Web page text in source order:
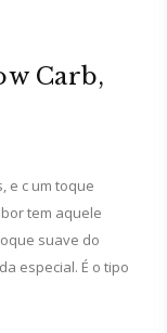
Carb,
e c um toque
tem aquele
suave do
especial. É o tipo